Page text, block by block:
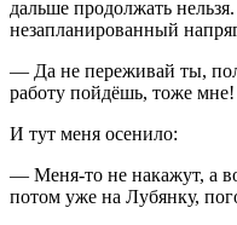
дальше продолжать
незапланированный
— Да не переживай ты,
работу пойдёшь, тоже мне!
И тут меня осенило:
— Меня-то не накажут, а
потом уже на Лубянку,